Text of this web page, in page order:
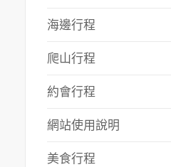
海邊行程
爬山行程
約會行程
網站使用說明
美食行程